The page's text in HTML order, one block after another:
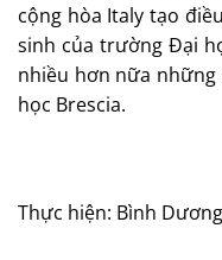
cộng hòa Italy tạo
sinh của trường Đại
nhiều hơn nữa
học Brescia.
Thực hiện: Bình